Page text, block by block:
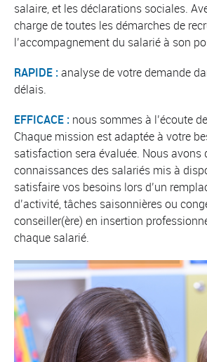
salaire, et les déclarations sociales.
charge de toutes les démarches de
l’accompagnement du salarié à son
RAPIDE :analyse de votre demande
délais.
EFFICACE : nous sommes à l’écoute
Chaque mission est adaptée à votre
satisfaction sera évaluée. Nous avons
connaissances des salariés mis à
satisfaire vos besoins lors d’un
d’activité, tâches saisonnières ou
conseiller(ère) en insertion
chaque salarié.